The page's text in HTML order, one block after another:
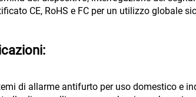
CE, RoHS e FC per un utilizzo globale
di allarme antifurto per uso domestico e